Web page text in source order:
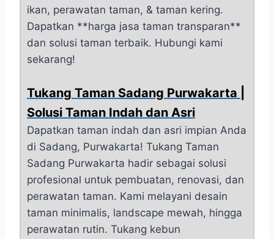
ikan, perawatan taman, & taman kering.
Dapatkan **harga jasa taman transparan**
dan solusi taman terbaik. Hubungi kami
sekarang!
Tukang Taman Sadang Purwakarta |
Solusi Taman Indah dan Asri
Dapatkan taman indah dan asri impian Anda
di Sadang, Purwakarta! Tukang Taman
Sadang Purwakarta hadir sebagai solusi
profesional untuk pembuatan, renovasi, dan
perawatan taman. Kami melayani desain
taman minimalis, landscape mewah, hingga
perawatan rutin. Tukang kebun